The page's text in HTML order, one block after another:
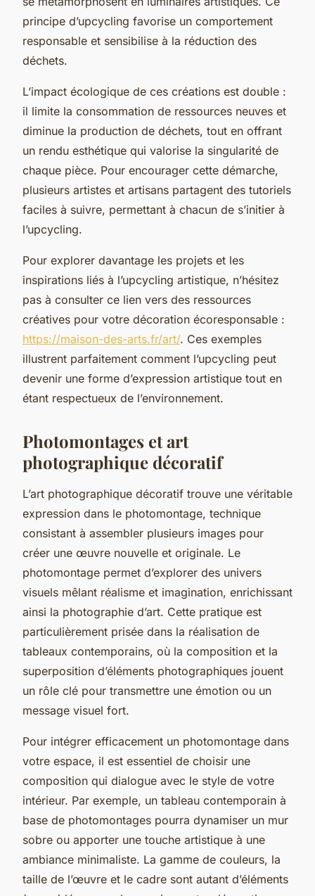
principe d’upcycling favorise un comportement
responsable et sensibilise à la réduction des
déchets.
L’impact écologique de ces créations est double :
il limite la consommation de ressources neuves et
diminue la production de déchets, tout en offrant
un rendu esthétique qui valorise la singularité de
chaque pièce. Pour encourager cette démarche,
plusieurs artistes et artisans partagent des tutoriels
faciles à suivre, permettant à chacun de s’initier à
l’upcycling.
Pour explorer davantage les projets et les
inspirations liés à l’upcycling artistique, n’hésitez
pas à consulter ce lien vers des ressources
créatives pour votre décoration écoresponsable :
https://maison-des-arts.fr/art/. Ces exemples
illustrent parfaitement comment l’upcycling peut
devenir une forme d’expression artistique tout en
étant respectueux de l’environnement.
Photomontages et art
photographique décoratif
L’art photographique décoratif trouve une véritable
expression dans le photomontage, technique
consistant à assembler plusieurs images pour
créer une œuvre nouvelle et originale. Le
photomontage permet d’explorer des univers
visuels mêlant réalisme et imagination, enrichissant
ainsi la photographie d’art. Cette pratique est
particulièrement prisée dans la réalisation de
tableaux contemporains, où la composition et la
superposition d’éléments photographiques jouent
un rôle clé pour transmettre une émotion ou un
message visuel fort.
Pour intégrer efficacement un photomontage dans
votre espace, il est essentiel de choisir une
composition qui dialogue avec le style de votre
intérieur. Par exemple, un tableau contemporain à
base de photomontages pourra dynamiser un mur
sobre ou apporter une touche artistique à une
ambiance minimaliste. La gamme de couleurs, la
taille de l’œuvre et le cadre sont autant d’éléments